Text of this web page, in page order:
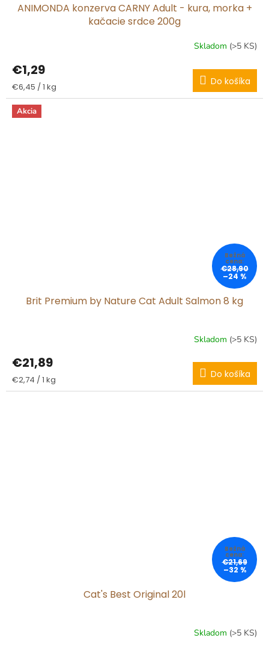
ANIMONDA konzerva CARNY Adult - kura, morka +
kačacie srdce 200g
Skladom (>5 KS)
€1,29
Jednotková
cena:
€6,45 / 1 kg Do košíka
Akcia
€28,90
–24 %
Brit Premium by Nature Cat Adult Salmon 8 kg
Skladom (>5 KS)
€21,89
Jednotková
cena:
€2,74 / 1 kg Do košíka
€21,69
–32 %
Cat's Best Original 20l
Skladom (>5 KS)